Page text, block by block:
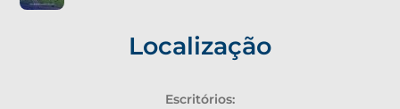
Localização
Escritórios: